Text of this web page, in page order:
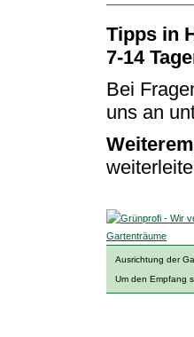
Tipps in
7-14
Bei
uns an
Ausrichtung der
Um den Empfang